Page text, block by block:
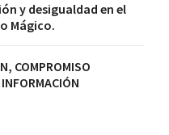
y desigualdad en el
Mágico.
COMPROMISO